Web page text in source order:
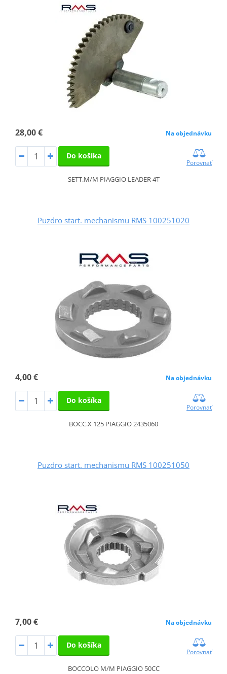
28,00 € Na objednávku
Do košíka
Porovnať
SETT.M/M PIAGGIO LEADER 4T
Puzdro start. mechanismu RMS 100251020
4,00 € Na objednávku
Do košíka
Porovnať
BOCC.X 125 PIAGGIO 2435060
Puzdro start. mechanismu RMS 100251050
7,00 € Na objednávku
Do košíka
Porovnať
BOCCOLO M/M PIAGGIO 50CC